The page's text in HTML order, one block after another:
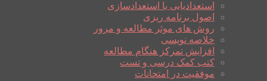
استعدادیابی یا استعدادسازی
اصول برنامه ریزی
روش های موثر مطالعه و مرور
خلاصه نویسی
افزایش تمرکز هنگام مطالعه
کتب کمک درسی و تست
موفقیت در امتحانات